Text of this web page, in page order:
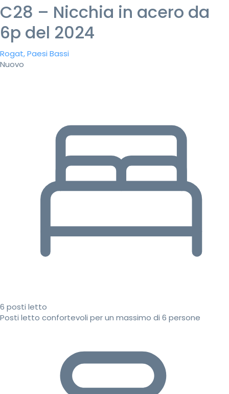
C28 – Nicchia in acero da
6p del 2024
Rogat, Paesi Bassi
Nuovo
6 posti letto
Posti letto confortevoli per un massimo di 6 persone